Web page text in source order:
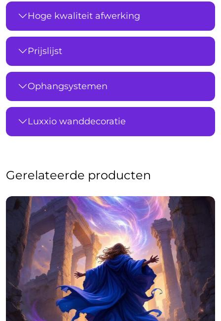
Hoge kwaliteit afwerking
Prijslijst
Ophangsystemen
Luxxio wanddecoratie
Gerelateerde producten